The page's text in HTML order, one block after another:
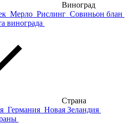
Виноград
Мерло Рислинг Совиньон блан
винограда
Страна
Германия Новая Зеландия